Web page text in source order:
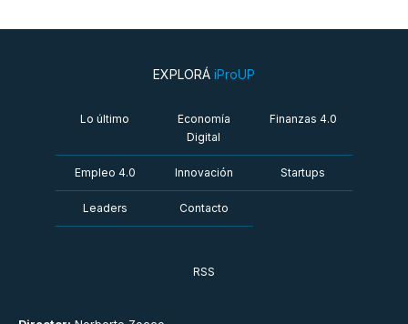
EXPLORÁ iProUP
Lo último
Economía
Digital
Finanzas 4.0
Empleo 4.0 Innovación Startups
Leaders Contacto
RSS